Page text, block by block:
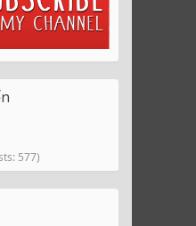
577)